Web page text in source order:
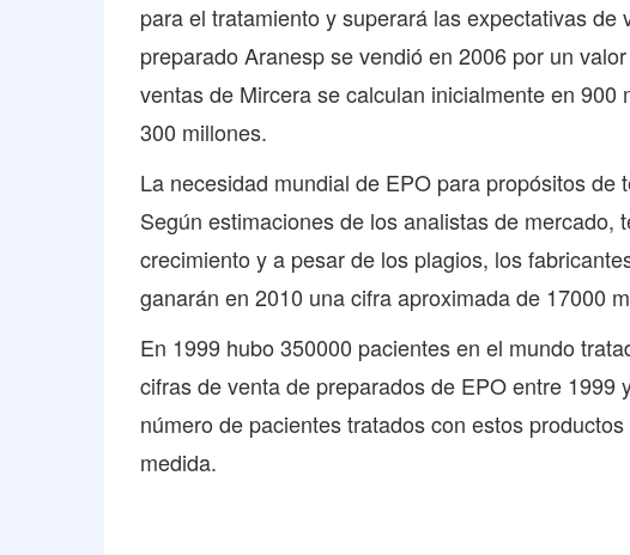
para el tratamiento y superará las expectativas de
preparado Aranesp se vendió en 2006 por un
ventas de Mircera se calculan inicialmente en
300 millones.
La necesidad mundial de EPO para propósitos de
Según estimaciones de los analistas de mercado,
crecimiento y a pesar de los plagios, los
ganarán en 2010 una cifra aproximada de 17000
En 1999 hubo 350000 pacientes en el mundo
cifras de venta de preparados de EPO entre 1999
número de pacientes tratados con estos
medida.